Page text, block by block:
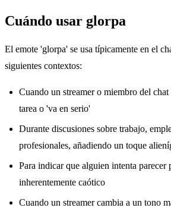
Cuándo usar glorpa
El emote 'glorpa' se usa típicamente en el
siguientes contextos:
Cuando un streamer o miembro del chat
tarea o 'va en serio'
Durante discusiones sobre trabajo,
profesionales, añadiendo un toque
Para indicar que alguien intenta parecer
inherentemente caótico
Cuando un streamer cambia a un tono